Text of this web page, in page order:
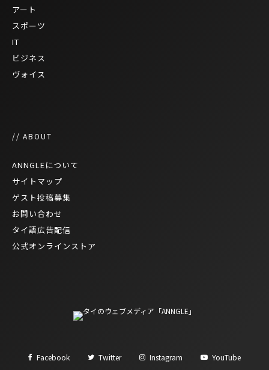
アート
スポーツ
IT
ビジネス
ヴォイス
// ABOUT
ANNGLEについて
サイトマップ
ゲスト投稿募集
お問い合わせ
タイ語広告配信
公式オンラインストア
Facebook Twitter Instagram YouTube